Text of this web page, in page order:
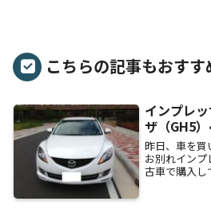
こちらの記事もおすす
インプレ
ザ（GH5
昨日、車を買
お別れインプ
古車で購入し